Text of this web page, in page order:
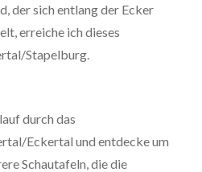
der sich entlang der Ecker
erreiche ich dieses
Stapelburg.
durch das
Eckertal und entdecke um
Schautafeln, die die